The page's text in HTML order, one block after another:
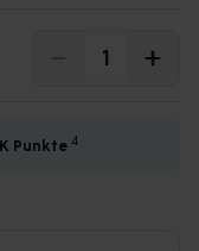
Punkte 4